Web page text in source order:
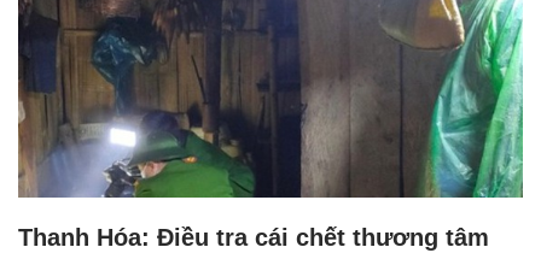
Thanh Hóa: Điều tra cái chết thương tâm